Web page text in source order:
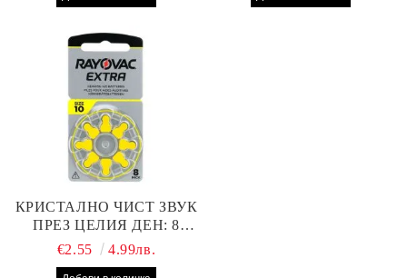
КРИСТАЛНО ЧИСТ ЗВУК
ПРЕЗ ЦЕЛИЯ ДЕН: 8
БРОЯ RAYOVAC EXTRA
€2.55 4.99лв.